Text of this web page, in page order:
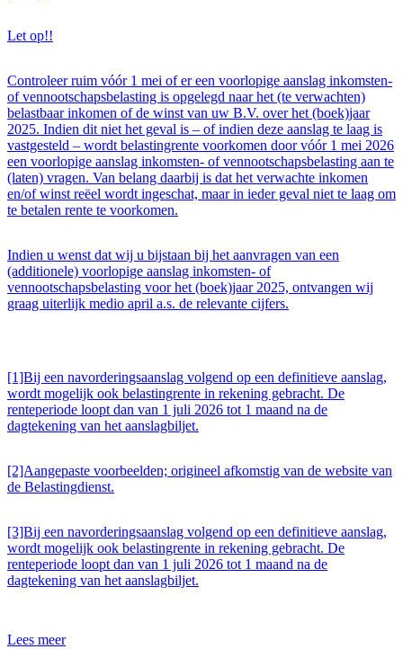
Let op!!
Controleer ruim vóór 1 mei of er een voorlopige aanslag inkomsten-
of vennootschapsbelasting is opgelegd naar het (te verwachten)
belastbaar inkomen of de winst van uw B.V. over het (boek)jaar
2025. Indien dit niet het geval is – of indien deze aanslag te laag is
vastgesteld – wordt belastingrente voorkomen door vóór 1 mei 2026
een voorlopige aanslag inkomsten- of vennootschapsbelasting aan te
(laten) vragen. Van belang daarbij is dat het verwachte inkomen
en/of winst reëel wordt ingeschat, maar in ieder geval niet te laag om
te betalen rente te voorkomen.
Indien u wenst dat wij u bijstaan bij het aanvragen van een
(additionele) voorlopige aanslag inkomsten- of
vennootschapsbelasting voor het (boek)jaar 2025, ontvangen wij
graag uiterlijk medio april a.s. de relevante cijfers.
[1]Bij een navorderingsaanslag volgend op een definitieve aanslag,
wordt mogelijk ook belastingrente in rekening gebracht. De
renteperiode loopt dan van 1 juli 2026 tot 1 maand na de
dagtekening van het aanslagbiljet.
[2]Aangepaste voorbeelden; origineel afkomstig van de website van
de Belastingdienst.
[3]Bij een navorderingsaanslag volgend op een definitieve aanslag,
wordt mogelijk ook belastingrente in rekening gebracht. De
renteperiode loopt dan van 1 juli 2026 tot 1 maand na de
dagtekening van het aanslagbiljet.
Lees meer